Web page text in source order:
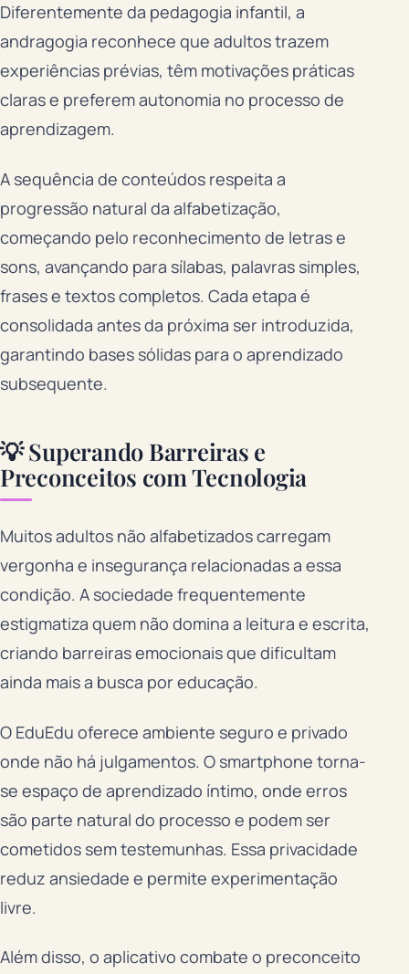
Diferentemente da pedagogia infantil, a
andragogia reconhece que adultos trazem
experiências prévias, têm motivações práticas
claras e preferem autonomia no processo de
aprendizagem.
A sequência de conteúdos respeita a
progressão natural da alfabetização,
começando pelo reconhecimento de letras e
sons, avançando para sílabas, palavras simples,
frases e textos completos. Cada etapa é
consolidada antes da próxima ser introduzida,
garantindo bases sólidas para o aprendizado
subsequente.
💡 Superando Barreiras e
Preconceitos com Tecnologia
Muitos adultos não alfabetizados carregam
vergonha e insegurança relacionadas a essa
condição. A sociedade frequentemente
estigmatiza quem não domina a leitura e escrita,
criando barreiras emocionais que dificultam
ainda mais a busca por educação.
O EduEdu oferece ambiente seguro e privado
onde não há julgamentos. O smartphone torna-
se espaço de aprendizado íntimo, onde erros
são parte natural do processo e podem ser
cometidos sem testemunhas. Essa privacidade
reduz ansiedade e permite experimentação
livre.
Além disso, o aplicativo combate o preconceito